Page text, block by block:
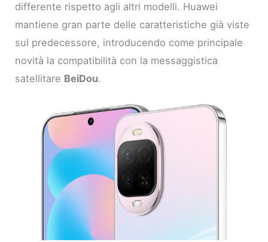
differente rispetto agli altri modelli. Huawei
mantiene gran parte delle caratteristiche già viste
sul predecessore, introducendo come principale
novità la compatibilità con la messaggistica
satellitare BeiDou.